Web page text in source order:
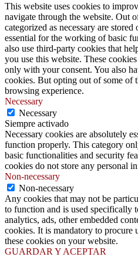
This website uses cookies to
navigate through the website. Out
categorized as necessary are
essential for the working of basic
also use third-party cookies that
you use this website. These
only with your consent. You also
cookies. But opting out of some of
browsing experience.
Necessary
Necessary
Siempre activado
Necessary cookies are absolutely
function properly. This category
basic functionalities and security
cookies do not store any personal
Non-necessary
Non-necessary
Any cookies that may not be
to function and is used specifically
analytics, ads, other embedded
cookies. It is mandatory to procure
these cookies on your website.
GUARDAR Y ACEPTAR